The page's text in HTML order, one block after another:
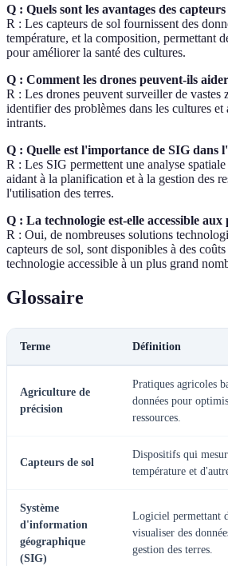
Q : Quels sont les avantages des capteurs
R : Les capteurs de sol fournissent des
température, et la composition, permettant
pour améliorer la santé des cultures.
Q : Comment les drones peuvent-ils
R : Les drones peuvent surveiller de vastes
identifier des problèmes dans les cultures et
intrants.
Q : Quelle est l'importance de SIG dans
R : Les SIG permettent une analyse spatiale
aidant à la planification et à la gestion des
l'utilisation des terres.
Q : La technologie est-elle accessible
R : Oui, de nombreuses solutions
capteurs de sol, sont disponibles à des
technologie accessible à un plus grand
Glossaire
Terme Définition
Agriculture de
précision
Pratiques agricoles
données pour
ressources.
Capteurs de sol
Dispositifs qui
température et
Système
d'information
géographique
(SIG)
Logiciel permettant
visualiser des
gestion des terres.